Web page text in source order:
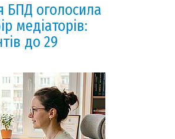
БПД оголосила
медіаторів:
до 29